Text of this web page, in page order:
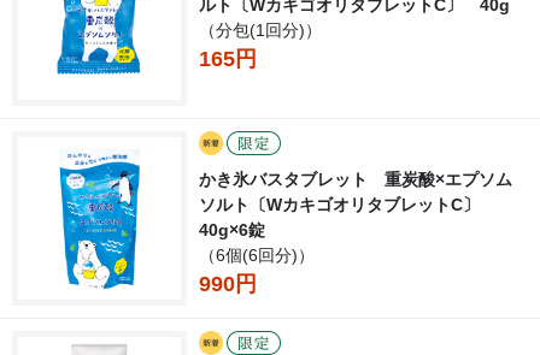
ルト〔WカキゴオリタブレットC〕 40g
（分包(1回分)）
165円
かき氷バスタブレット 重炭酸×エプソム
ソルト〔WカキゴオリタブレットC〕
40g×6錠
（6個(6回分)）
990円